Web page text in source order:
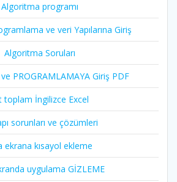
Algoritma programı
ve veri Yapılarına Giriş
Algoritma Soruları
PROGRAMLAMAYA Giriş PDF
toplam İngilizce Excel
sorunları ve çözümleri
ekrana kısayol ekleme
uygulama GİZLEME